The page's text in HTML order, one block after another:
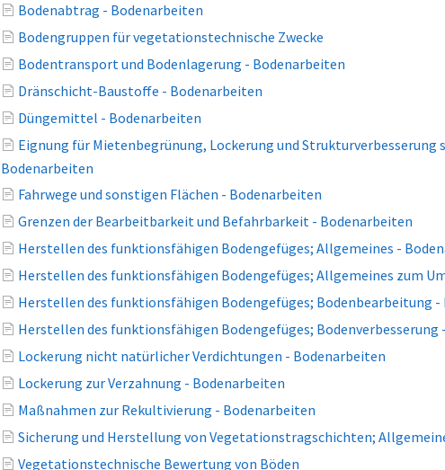
Bodenabtrag - Bodenarbeiten
Bodengruppen für vegetationstechnische Zwecke
Bodentransport und Bodenlagerung - Bodenarbeiten
Dränschicht-Baustoffe - Bodenarbeiten
Düngemittel - Bodenarbeiten
Eignung für Mietenbegrünung, Lockerung und Strukturverbesserung
Bodenarbeiten
Fahrwege und sonstigen Flächen - Bodenarbeiten
Grenzen der Bearbeitbarkeit und Befahrbarkeit - Bodenarbeiten
Herstellen des funktionsfähigen Bodengefüges; Allgemeines -
Herstellen des funktionsfähigen Bodengefüges; Allgemeines zum
Herstellen des funktionsfähigen Bodengefüges; Bodenbearbeitung -
Herstellen des funktionsfähigen Bodengefüges; Bodenverbesserung
Lockerung nicht natürlicher Verdichtungen - Bodenarbeiten
Lockerung zur Verzahnung - Bodenarbeiten
Maßnahmen zur Rekultivierung - Bodenarbeiten
Sicherung und Herstellung von Vegetationstragschichten;
Vegetationstechnische Bewertung von Böden